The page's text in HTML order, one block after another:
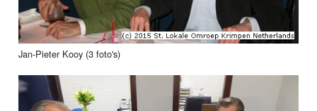
Jan-Pieter Kooy (3 foto's)